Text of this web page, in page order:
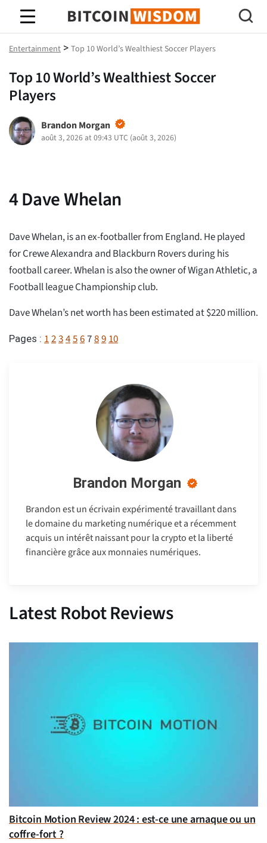
Bitcoin Sagesse
Entertainment > Top 10 World’s Wealthiest Soccer Players
Top 10 World’s Wealthiest Soccer
Players
Brandon Morgan
août 3, 2026 at 09:43 UTC (août 3, 2026)
4Dave Whelan
Dave Whelan, is an ex-footballer from England. He played
for Crewe Alexandra and Blackburn Rovers during his
football career. Whelan is also the owner of Wigan Athletic, a
Football league Championship club.
Dave Whelan’s net worth has been estimated at $220 million.
Pages : 12345678910
Brandon Morgan
Brandon est un écrivain expérimenté travaillant dans
le domaine du marketing numérique et a récemment
acquis un intérêt naissant pour la crypto et la liberté
financière grâce aux monnaies numériques.
Latest Robot Reviews
Bitcoin Motion Review 2024 : est-ce une arnaque ou un
coffre-fort ?